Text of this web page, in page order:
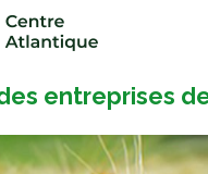
entreprises